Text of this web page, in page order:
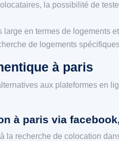
la possibilité de
en termes de
de logements
à paris
aux plateformes en
à paris via
la recherche de colocation